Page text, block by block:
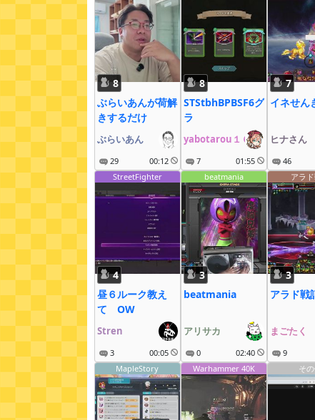
8
ぶらいあんが荷解
きするだけ
ぶらいあん
29 00:12
8
STStbhBPBSF6グ
ラ
yabotarou１６
7 01:55
7
イネせん
ヒナさん
46
StreetFighter
4
昼６ルーク教え
て OW
Stren
3 00:05
beatmania
3
beatmania
アリサカ
0 02:40
アラ
3
アラド戦
まごたく
9
MapleStory
Warhammer 40K そ